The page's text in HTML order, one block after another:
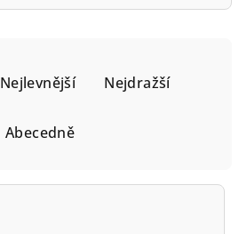
Nejlevnější Nejdražší
Abecedně